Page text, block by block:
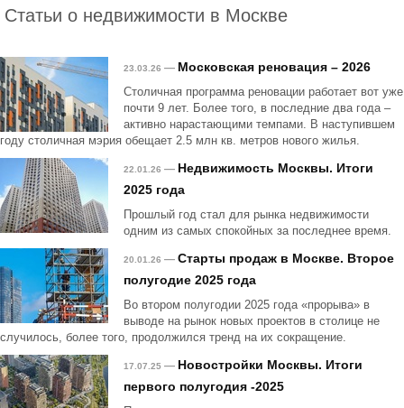
Статьи о недвижимости в Москве
23.03.26 — Московская реновация – 2026
Столичная программа реновации работает вот уже
почти 9 лет. Более того, в последние два года –
активно нарастающими темпами. В наступившем
году столичная мэрия обещает 2.5 млн кв. метров нового жилья.
22.01.26 — Недвижимость Москвы. Итоги
2025 года
Прошлый год стал для рынка недвижимости
одним из самых спокойных за последнее время.
20.01.26 — Старты продаж в Москве. Второе
полугодие 2025 года
Во втором полугодии 2025 года «прорыва» в
выводе на рынок новых проектов в столице не
случилось, более того, продолжился тренд на их сокращение.
17.07.25 — Новостройки Москвы. Итоги
первого полугодия -2025